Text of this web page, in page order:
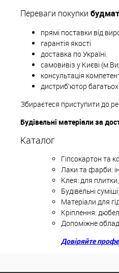
Переваги покупки
прямі поставки від
гарантія якості
доставка по Україні.
самовивіз у Києві
консультація
дистриб'ютор багатьох
Збираєтеся приступити до
Будівельні матеріали за
Каталог
Гіпсокартон та
Лаки та фарби:
Клея: для плитки,
Будівельні
Матеріали для
Кріплення:
Допоміжне
Довіряйте